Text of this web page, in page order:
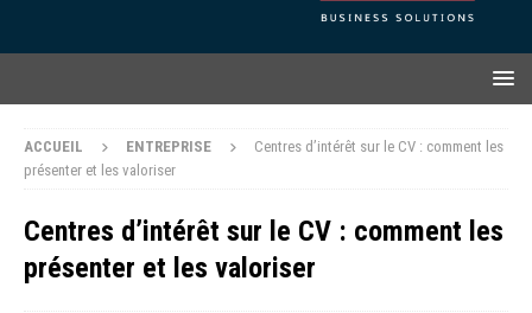
ACCUEIL ENTREPRISE
Centres d’intérêt sur le CV : comment les
présenter et les valoriser
Centres d’intérêt sur le CV : comment les
présenter et les valoriser